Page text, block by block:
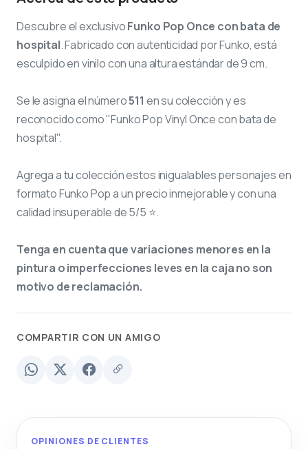
Descubre el exclusivoFunko Pop Once con bata de
hospital. Fabricado con autenticidad por Funko, está
esculpido en vinilo con una altura estándar de 9 cm.
Se le asigna el número511 en su colección y es
reconocido como "Funko Pop Vinyl Once con bata de
hospital".
Agrega a tu colección estos inigualables personajes en
formato Funko Pop a un precio inmejorable y con una
calidad insuperable de 5/5 ⭐.
Tenga en cuenta que variaciones menores en la
pintura o imperfecciones leves en la caja no son
motivo de reclamación.
COMPARTIR CON UN AMIGO
OPINIONES DE CLIENTES